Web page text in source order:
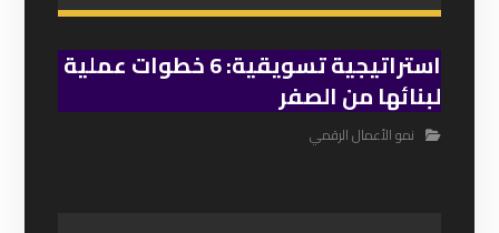
أفضل شركة تسويق إلكتروني في
السعودية 2026 | دليل شامل ومحدّث
نمو الأعمال الرقمي